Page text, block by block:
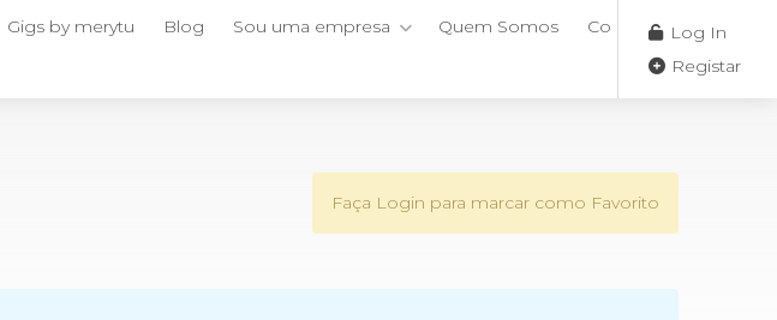
Gigs by merytu Blog Sou uma empresa Quem Somos ContactosLog In
Registar
Faça Login para marcar como Favorito